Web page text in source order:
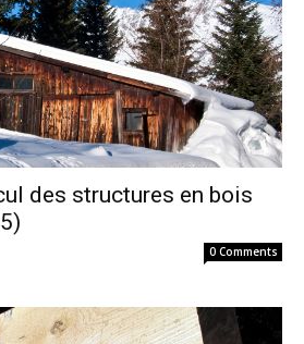
des structures en bois
0 Comments